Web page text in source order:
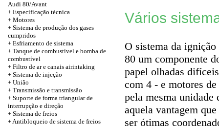
Audi 80/Avant
+ Especificação técnica
+ Motores
+ Sistema de produção dos gases
cumpridos
+ Esfriamento de sistema
+ Tanque de combustível e bomba de
combustível
+ Filtro de ar e canais airintaking
+ Sistema de injeção
+ União
+ Transmissão e transmissão
+ Suporte de forma triangular de
interrupção e direção
+ Sistema de freios
+ Antibloqueio de sistema de freios
Vários
O sistema da
80 um componente
papel olhadas
com 4 - e motores
pela mesma unidade
aquela vantagem
ser ótimas